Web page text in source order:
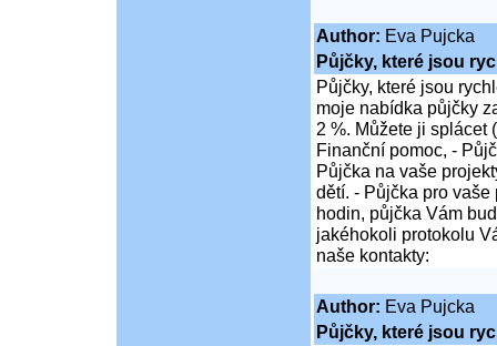
Author: Eva Pujcka
Půjčky, které jsou
Půjčky, které jsou
moje nabídka půjčky
2 %. Můžete ji splácet
Finanční pomoc, -
Půjčka na vaše
dětí. - Půjčka pro
hodin, půjčka Vám
jakéhokoli protokolu
naše kontakty:
Author: Eva Pujcka
Půjčky, které jsou